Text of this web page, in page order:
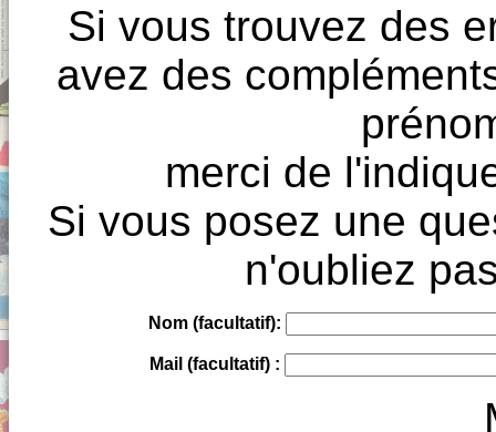
Si vous trouvez des
avez des
merci de
Si vous posez une
n'oubliez
Nom (facultatif):
Mail (facultatif) :